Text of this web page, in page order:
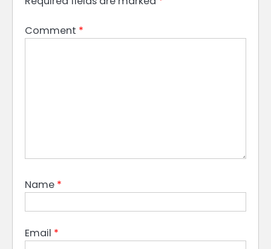
Comment *
Name *
Email *